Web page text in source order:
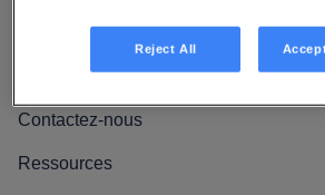
Nos engagements
Contactez-nous
Ressources
Reject All